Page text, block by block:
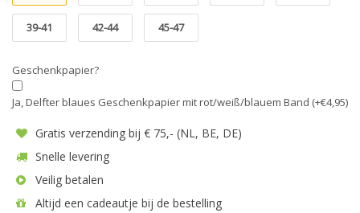
39-41 42-44 45-47
Geschenkpapier?
Ja, Delfter blaues Geschenkpapier mit rot/weiß/blauem Band (+€4,95)
Gratis verzending bij € 75,- (NL, BE, DE)
Snelle levering
Veilig betalen
Altijd een cadeautje bij de bestelling